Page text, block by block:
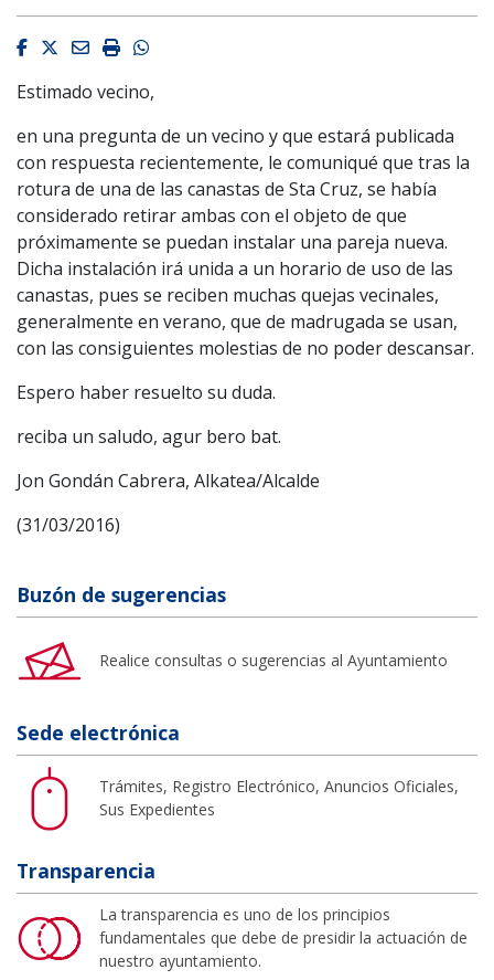
Facebook
Twitter
EmailImprimirWhatsapp
Estimado vecino,
en una pregunta de un vecino y que estará publicada
con respuesta recientemente, le comuniqué que tras la
rotura de una de las canastas de Sta Cruz, se había
considerado retirar ambas con el objeto de que
próximamente se puedan instalar una pareja nueva.
Dicha instalación irá unida a un horario de uso de las
canastas, pues se reciben muchas quejas vecinales,
generalmente en verano, que de madrugada se usan,
con las consiguientes molestias de no poder descansar.
Espero haber resuelto su duda.
reciba un saludo, agur bero bat.
Jon Gondán Cabrera, Alkatea/Alcalde
(31/03/2016)
Buzón de sugerencias
Realice consultas o sugerencias al Ayuntamiento
Sede electrónica
Trámites, Registro Electrónico, Anuncios Oficiales,
Sus Expedientes
Transparencia
La transparencia es uno de los principios
fundamentales que debe de presidir la actuación de
nuestro ayuntamiento.